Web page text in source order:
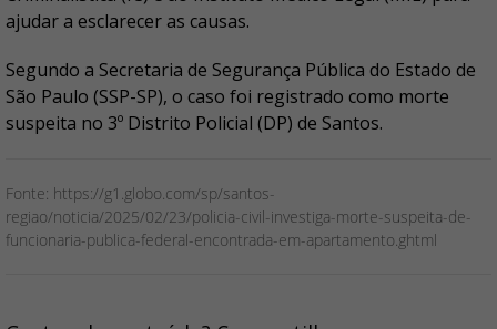
ajudar a esclarecer as causas.
Segundo a Secretaria de Segurança Pública do Estado de
São Paulo (SSP-SP), o caso foi registrado como morte
suspeita no 3º Distrito Policial (DP) de Santos.
Fonte: https://g1.globo.com/sp/santos-
regiao/noticia/2025/02/23/policia-civil-investiga-morte-suspeita-de-
funcionaria-publica-federal-encontrada-em-apartamento.ghtml